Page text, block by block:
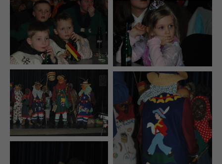
adipiscing elit.
Aenean commodo ligula eget dolor. Aenean
massa. Cum sociis natoque penatibus et magnis
dis parturient montes, nascetur ridiculus mus.
Donec quam felis, ultricies nec.